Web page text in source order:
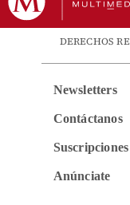
DERECHOS
Newsletters
Contáctanos
Suscripciones
Anúnciate